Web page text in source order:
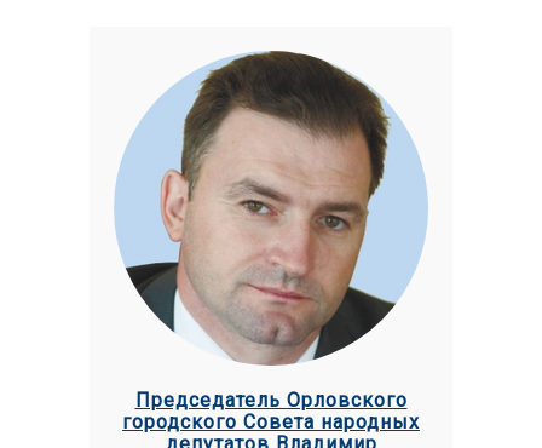
Председатель Орловского
городского Совета народных